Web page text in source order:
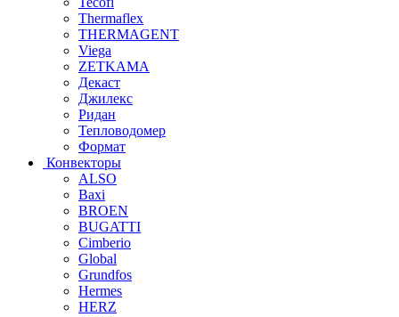
Thermaflex
THERMAGENT
Viega
ZETKAMA
Декаст
Джилекс
Ридан
Тепловодомер
Формат
Конвекторы
ALSO
Baxi
BROEN
BUGATTI
Cimberio
Global
Grundfos
Hermes
HERZ